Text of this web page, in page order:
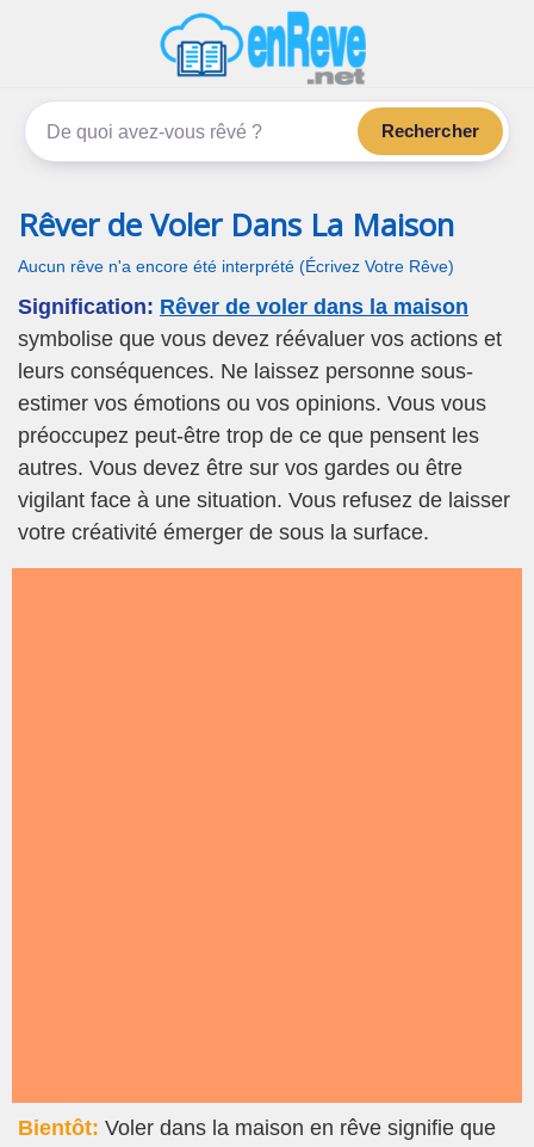
enReve.net
Les rêves, c'est plus que ça
Rechercher
Rêver de Voler Dans La Maison
Aucun rêve n'a encore été interprété (Écrivez Votre Rêve)
Signification: Rêver de voler dans la maison
symbolise que vous devez réévaluer vos actions et
leurs conséquences. Ne laissez personne sous-
estimer vos émotions ou vos opinions. Vous vous
préoccupez peut-être trop de ce que pensent les
autres. Vous devez être sur vos gardes ou être
vigilant face à une situation. Vous refusez de laisser
votre créativité émerger de sous la surface.
Bientôt: Voler dans la maison en rêve signifie que